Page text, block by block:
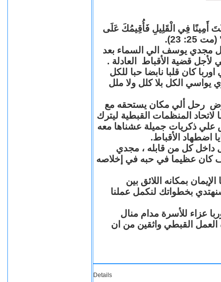
أَمِينًا فِي الْقَلِيلِ فَأُقِيمُكَ عَلَى
23).
مجدي يوسف الي السماء بعد
قضية الأقباط العادلة .
كان قلبا نابضا حبا للكل
يواسي الكل بلا كلل ولا ملل
رحل ألي مكان يستحقه مع
المنظمات القبطية ليترك
علي ذكريات جميلة عشناها معه
اضطهاد الأقباط.
داخل كل من قابله ، مجدي
عظيما في حبه في إخلاصه
بمكانه اللائق بين
بخطواتك لنكمل عملنا
عزاء للأسرة مدام منال
العمل القبطي واثقين من ان
Details